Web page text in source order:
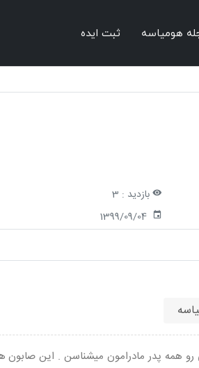
هومیاسه ثبت ایده
بازدید : 3
1399/09/04
همه پدر مادرامون میشناسن . این صابون